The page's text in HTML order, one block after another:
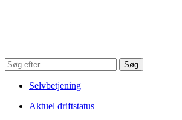
Søg
på
hjemmesiden
Søg
Selvbetjening
Aktuel driftstatus